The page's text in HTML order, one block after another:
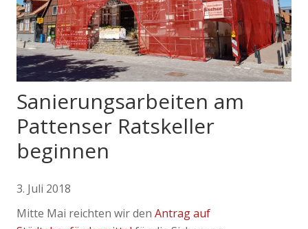
Sanierungsarbeiten am
Pattenser Ratskeller
beginnen
3. Juli 2018
Mitte Mai reichten wir den Antrag auf